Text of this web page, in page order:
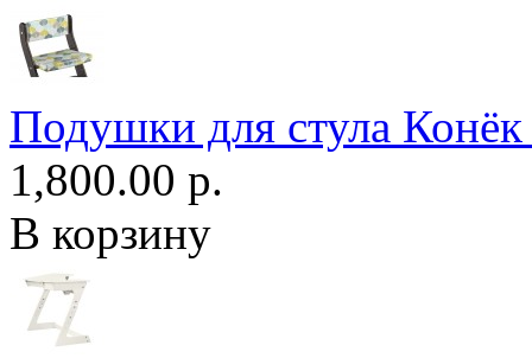
Подушки для стула Конёк
1,800.00 р.
В корзину